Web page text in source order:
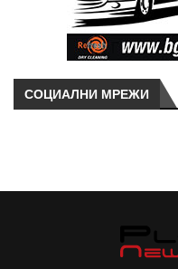
СОЦИАЛНИ МРЕЖИ